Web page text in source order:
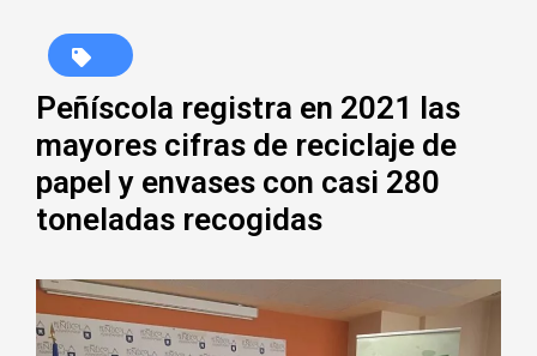
Peñíscola registra en 2021 las
mayores cifras de reciclaje de
papel y envases con casi 280
toneladas recogidas